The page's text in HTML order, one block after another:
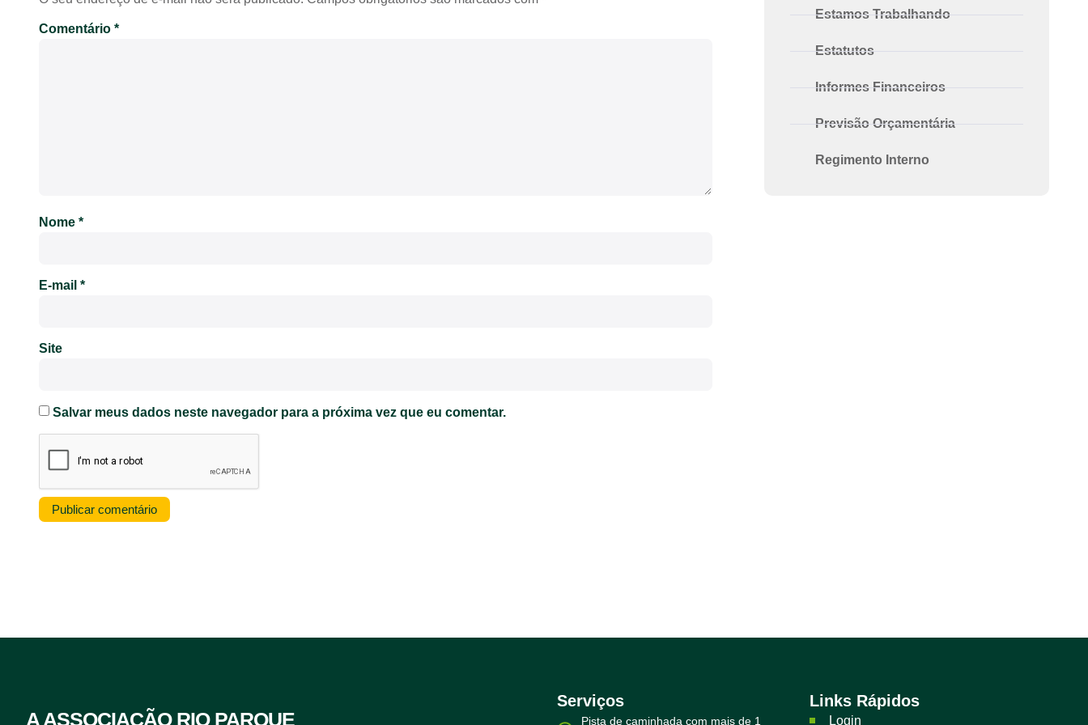
Comentário *
Nome *
E-mail *
Site
Salvar meus dados neste navegador para a próxima vez que eu comentar.
Estamos Trabalhando
Estatutos
Informes Financeiros
Previsão Orçamentária
Regimento Interno
A ASSOCIAÇÃO RIO PARQUE
Serviços
Pista de caminhada com mais de 1
Links Rápidos
Login